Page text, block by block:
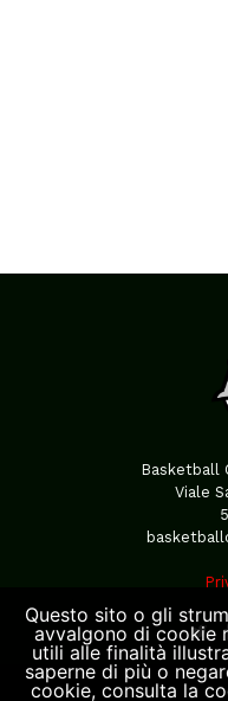
Basketball
Viale
Questo sito o gli
avvalgono di cookie
utili alle finalità
saperne di più o
cookie, consulta la